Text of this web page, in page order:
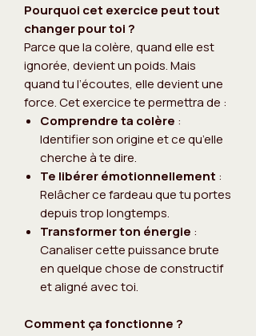
Pourquoi cet exercice peut tout
changer pour toi ?
Parce que la colère, quand elle est
ignorée, devient un poids. Mais
quand tu l’écoutes, elle devient une
force. Cet exercice te permettra de :
Comprendre ta colère :
Identifier son origine et ce qu’elle
cherche à te dire.
Te libérer émotionnellement :
Relâcher ce fardeau que tu portes
depuis trop longtemps.
Transformer ton énergie :
Canaliser cette puissance brute
en quelque chose de constructif
et aligné avec toi.
Comment ça fonctionne ?